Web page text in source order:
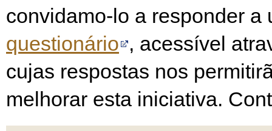
convidamo-lo a responder a
questionário , acessível
cujas respostas nos
melhorar esta iniciativa.